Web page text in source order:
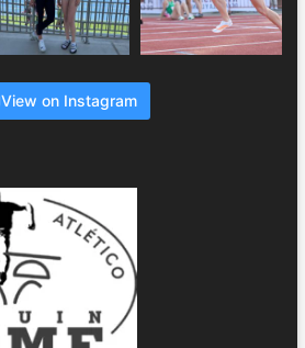
View on Instagram